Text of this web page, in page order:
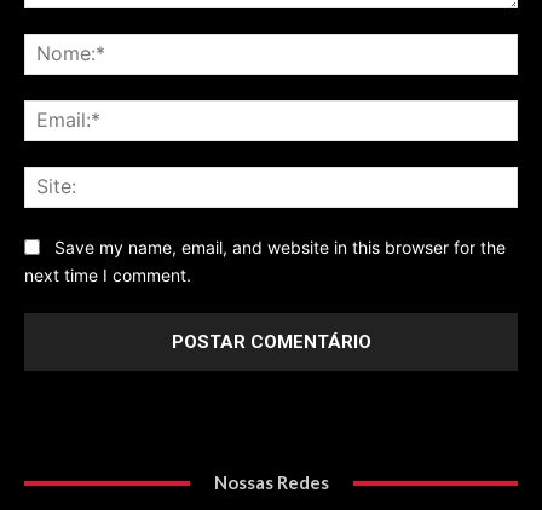
Save my name, email, and website in this browser for the
next time I comment.
Nossas Redes